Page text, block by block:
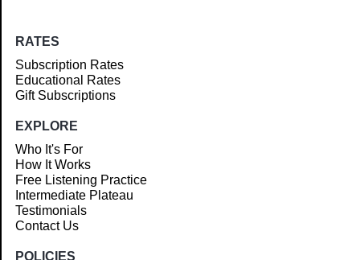
RATES
Subscription Rates
Educational Rates
Gift Subscriptions
EXPLORE
Who It's For
How It Works
Free Listening Practice
Intermediate Plateau
Testimonials
Contact Us
POLICIES